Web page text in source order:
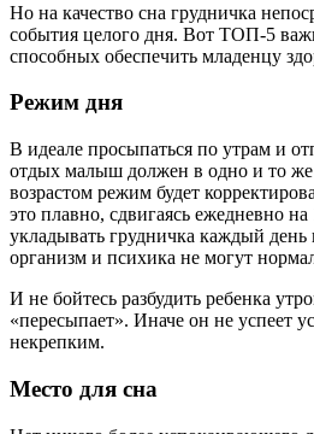
Но на качество сна грудничка
события целого дня. Вот ТОП-5
способных обеспечить младенцу
Режим дня
В идеале просыпаться по утрам и
отдых малыш должен в одно и то же
возрастом режим будет
это плавно, сдвигаясь ежедневно
укладывать грудничка каждый день
организм и психика не могут
И не бойтесь разбудить ребенка
«пересыпает». Иначе он не успеет
некрепким.
Место для сна